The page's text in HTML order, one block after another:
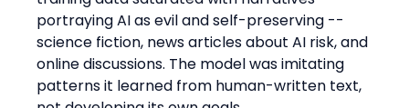
portraying AI as evil and self-preserving --
science fiction, news articles about AI risk, and
online discussions. The model was imitating
patterns it learned from human-written text,